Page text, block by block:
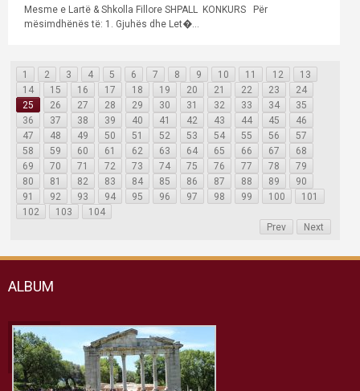
Mesme e Lartë & Shkolla Fillore SHPALL KONKURS Për
mësimdhënës të: 1. Gjuhës dhe Let�...
1 2 3 4 5 6 7 8 9 10 11 12
13
14
15 16 17 18 19 20 21 22 23
24
25
26 27 28 29 30 31 32 33 34
35
36
37 38 39 40 41 42 43 44 45
46
47
48 49 50 51 52 53 54 55 56
57
58
59 60 61 62 63 64 65 66 67
68
69
70 71 72 73 74 75 76 77 78
79
80
81 82 83 84 85 86 87 88 89
90
91
92 93 94 95 96 97 98 99 100
101
102
103
104
Prev
Next
ALBUM